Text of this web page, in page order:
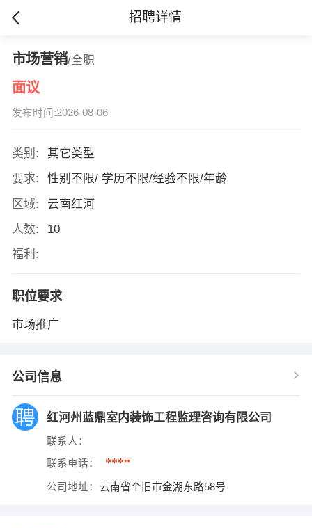
招聘详情
市场营销/全职
面议
发布时间:2026-08-06
类别:
其它类型
要求:
性别不限/ 学历不限/经验不限/年龄
区域:
云南红河
人数:
10
福利:
职位要求
市场推广
公司信息
红河州蓝鼎室内装饰工程监理咨询有限公司
联系人：
联系电话： ****
公司地址： 云南省个旧市金湖东路58号